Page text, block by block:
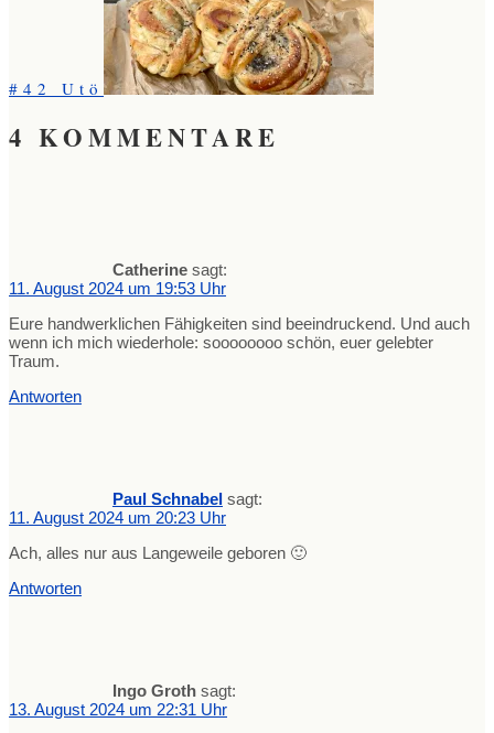
#42 Utö
4 KOMMENTARE
Catherine sagt:
11. August 2024 um 19:53 Uhr
Eure handwerklichen Fähigkeiten sind beeindruckend. Und auch
wenn ich mich wiederhole: soooooooo schön, euer gelebter
Traum.
Antworten
Paul Schnabel sagt:
11. August 2024 um 20:23 Uhr
Ach, alles nur aus Langeweile geboren 🙂
Antworten
Ingo Groth sagt:
13. August 2024 um 22:31 Uhr